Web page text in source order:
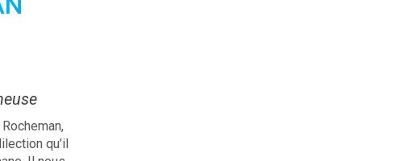
qu’il